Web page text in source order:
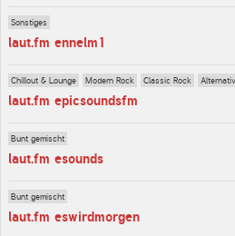
Sonstiges
laut.fm ennelm1
Chillout & Lounge Modern Rock Classic Rock
laut.fm epicsoundsfm
Bunt gemischt
laut.fm esounds
Bunt gemischt
laut.fm eswirdmorgen